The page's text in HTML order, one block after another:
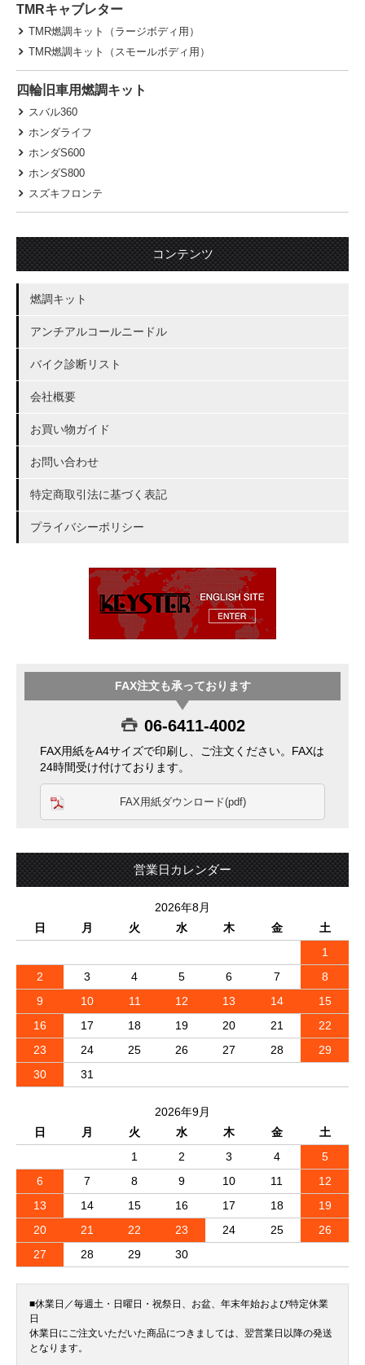
TMRキャブレター
TMR燃調キット（ラージボディ用）
TMR燃調キット（スモールボディ用）
四輪旧車用燃調キット
スバル360
ホンダライフ
ホンダS600
ホンダS800
スズキフロンテ
コンテンツ
燃調キット
アンチアルコールニードル
バイク診断リスト
会社概要
お買い物ガイド
お問い合わせ
特定商取引法に基づく表記
プライバシーポリシー
FAX注文も承っております
06-6411-4002
FAX用紙をA4サイズで印刷し、ご注文ください。FAXは
24時間受け付けております。
FAX用紙ダウンロード(pdf)
営業日カレンダー
2026年8月
日
月 火 水 木 金
土
1
2
3 4 5 6 7
8
9
10 11 12 13 14
15
16
17 18 19 20 21
22
23
24 25 26 27 28
29
30
31
2026年9月
日
月 火 水 木 金
土
1
2 3 4
5
6
7 8 9 10 11
12
13
14 15 16 17 18
19
20
21 22 23 24 25
26
27
28 29 30
■休業日／毎週土・日曜日・祝祭日、お盆、年末年始および特定休業
日
休業日にご注文いただいた商品につきましては、翌営業日以降の発送
となります。